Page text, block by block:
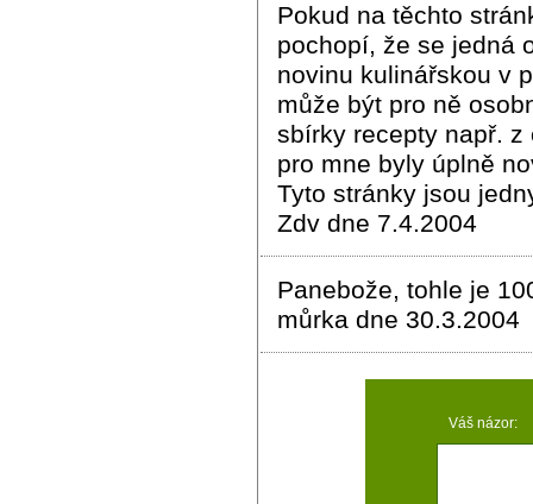
Pokud na těchto
pochopí, že se jedná
novinu kulinářskou v
může být pro ně
sbírky recepty např. z
pro mne byly úplně
Tyto stránky jsou
Zdv dne 7.4.2004
Panebože, tohle je
můrka dne 30.3.2004
Váš názor: